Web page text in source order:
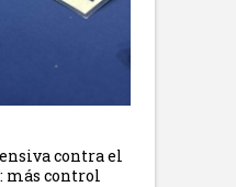
contra el
más control